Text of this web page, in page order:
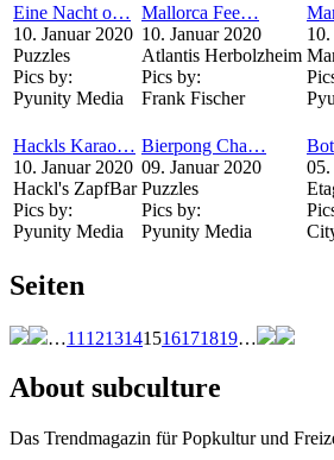
Eine Nacht o…
10. Januar 2020
Puzzles
Pics by:
Pyunity Media
Mallorca Fee…
10. Januar 2020
Atlantis Herbolzheim
Pics by:
Frank Fischer
Hackls Karao…
10. Januar 2020
Hackl's ZapfBar
Pics by:
Pyunity Media
Bierpong Cha…
09. Januar 2020
Puzzles
Pics by:
Pyunity Media
05.
Seiten
…11 1213141516171819…
About subculture
Das Trendmagazin für Popkultur und